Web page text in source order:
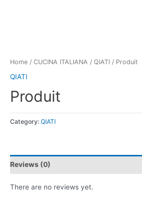
Home / CUCINA ITALIANA / QIATI / Produit
QIATI
Produit
Category: QIATI
Reviews (0)
There are no reviews yet.